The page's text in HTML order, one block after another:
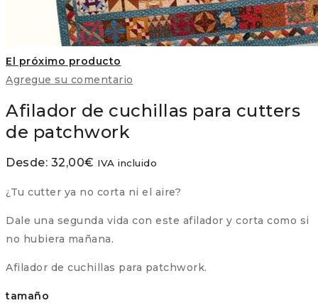
El próximo producto
Agregue su comentario
Afilador de cuchillas para cutters
de patchwork
Desde: 32,00€ IVA incluido
¿Tu cutter ya no corta ni el aire?
Dale una segunda vida con este afilador y corta como si
no hubiera mañana.
Afilador de cuchillas para patchwork.
tamaño